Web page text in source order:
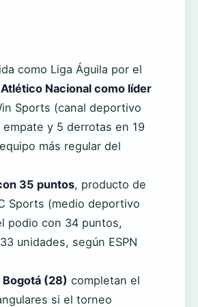
como Liga Águila por el
Atlético Nacional como líder
Sports (canal deportivo
y 5 derrotas en 19
más regular del
35 puntos, producto de
Sports (medio deportivo
podio con 34 puntos,
unidades, según ESPN
Bogotá (28) completan el
si el torneo